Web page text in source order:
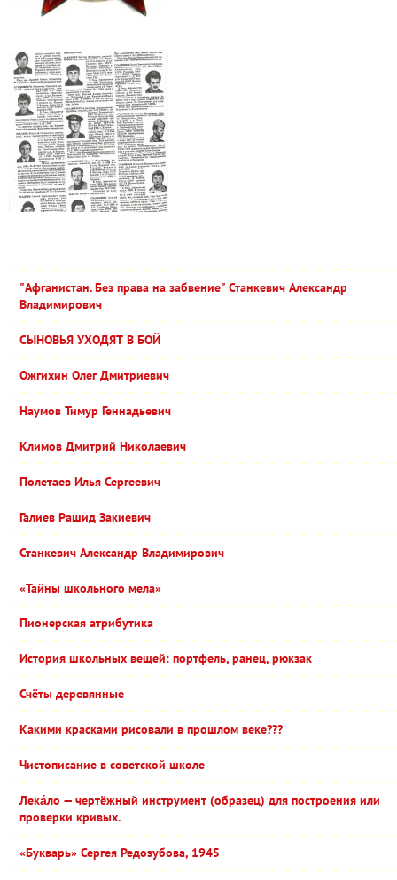
"Афганистан. Без права на забвение" Станкевич Александр
Владимирович
СЫНОВЬЯ УХОДЯТ В БОЙ
Ожгихин Олег Дмитриевич
Наумов Тимур Геннадьевич
Климов Дмитрий Николаевич
Полетаев Илья Сергеевич
Галиев Рашид Закиевич
Станкевич Александр Владимирович
«Тайны школьного мела»
Пионерская атрибутика
История школьных вещей: портфель, ранец, рюкзак
Счёты деревянные
Какими красками рисовали в прошлом веке???
Чистописание в советской школе
Лека́ло — чертёжный инструмент (образец) для построения или
проверки кривых.
«Букварь» Сергея Редозубова, 1945